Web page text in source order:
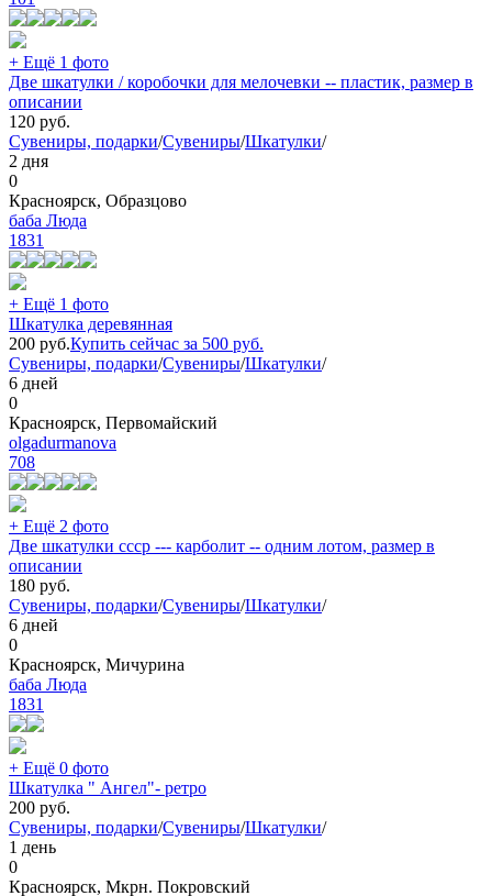
+ Ещё 1 фото
Две шкатулки / коробочки для мелочевки -- пластик, размер в
описании
120 руб.
Сувениры, подарки/Сувениры/Шкатулки/
2 дня
0
Красноярск, Образцово
баба Люда
1831
+ Ещё 1 фото
Шкатулка деревянная
200 руб.Купить сейчас за 500 руб.
Сувениры, подарки/Сувениры/Шкатулки/
6 дней
0
Красноярск, Первомайский
olgadurmanova
708
+ Ещё 2 фото
Две шкатулки ссср --- карболит -- одним лотом, размер в
описании
180 руб.
Сувениры, подарки/Сувениры/Шкатулки/
6 дней
0
Красноярск, Мичурина
баба Люда
1831
+ Ещё 0 фото
Шкатулка " Ангел"- ретро
200 руб.
Сувениры, подарки/Сувениры/Шкатулки/
1 день
0
Красноярск, Мкрн. Покровский